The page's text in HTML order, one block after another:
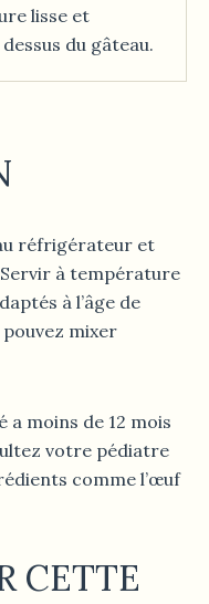
lisse et
du gâteau.
réfrigérateur et
à température
à l’âge de
pouvez mixer
a moins de 12 mois
votre pédiatre
comme l’œuf
CETTE